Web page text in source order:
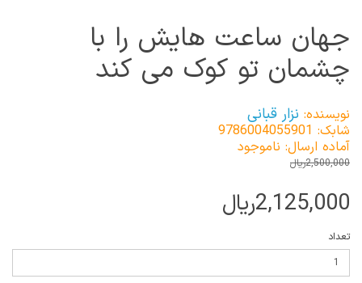
جهان ساعت هایش را با
چشمان تو کوک می کند
نویسنده: نزار قبانی
شابک: 9786004055901
آماده ارسال: ناموجود
2,500,000ریال
2,125,000ریال
تعداد